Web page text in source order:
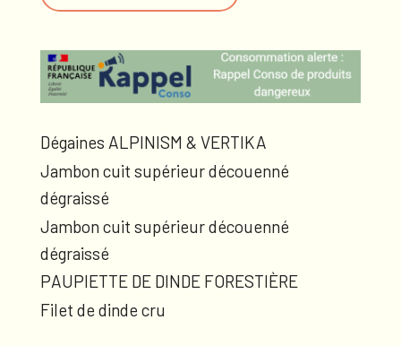
Dégaines ALPINISM & VERTIKA
Jambon cuit supérieur découenné
dégraissé
Jambon cuit supérieur découenné
dégraissé
PAUPIETTE DE DINDE FORESTIÈRE
Filet de dinde cru